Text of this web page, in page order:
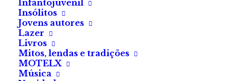
Infantojuvenil
Insólitos
Jovens autores
Lazer
Livros
Mitos, lendas e tradições
MOTELX
Música